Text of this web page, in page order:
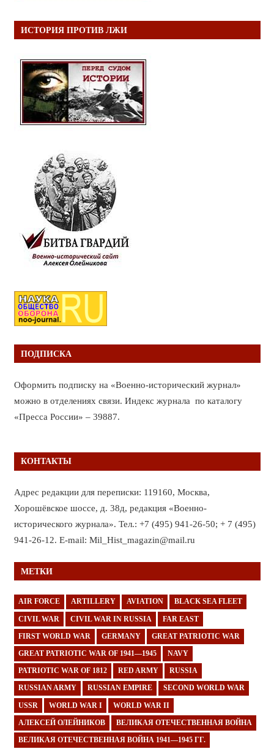
ИСТОРИЯ ПРОТИВ ЛЖИ
ПОДПИСКА
Оформить подписку на «Военно-исторический журнал»
можно в отделениях связи. Индекс журнала по каталогу
«Пресса России» – 39887.
КОНТАКТЫ
Адрес редакции для переписки: 119160, Москва,
Хорошёвское шоссе, д. 38д, редакция «Военно-
исторического журнала». Тел.: +7 (495) 941-26-50; + 7 (495)
941-26-12. E-mail: Mil_Hist_magazin@mail.ru
МЕТКИ
AIR FORCE ARTILLERY AVIATION BLACK SEA FLEET
CIVIL WAR CIVIL WAR IN RUSSIA FAR EAST
FIRST WORLD WAR GERMANY GREAT PATRIOTIC WAR
GREAT PATRIOTIC WAR OF 1941—1945 NAVY
PATRIOTIC WAR OF 1812 RED ARMY RUSSIA
RUSSIAN ARMY RUSSIAN EMPIRE SECOND WORLD WAR
USSR WORLD WAR I WORLD WAR II
АЛЕКСЕЙ ОЛЕЙНИКОВ ВЕЛИКАЯ ОТЕЧЕСТВЕННАЯ ВОЙНА
ВЕЛИКАЯ ОТЕЧЕСТВЕННАЯ ВОЙНА 1941—1945 ГГ.